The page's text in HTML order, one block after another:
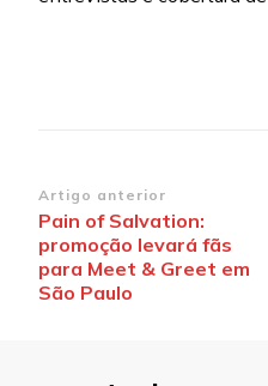
Navegação
de
post
Artigo anterior
Pain of Salvation:
promoção levará fãs
para Meet & Greet em
São Paulo